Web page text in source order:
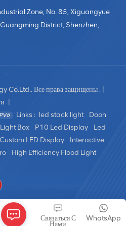
на базе искусственного
лиц, управление
улучшают
управление и анализ
позволяя предприятиям
и максимизировать
3 Появление Прозрачные
светодиодные экраны
сквозь экран, сохраняя при этом
делает их идеальными для
музеев и выставочных
дисплеи могут стать
визуальных технологий. 4
Zone, No. 85, Xiguangyue
District, Shenzhen,
Все права защищены . |
Links : led stack light
Dooh
Box P10 Led Display
Led
Custom LED Display
Interactive
High Efficiency Flood Light
WhatsApp
Связаться С
Нами